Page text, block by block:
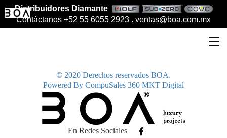
Distribuidores Diamante
Contáctanos +52 55 6055 2923 . ventas@boa.com.mx
| BY
¿Cómo elegir la cava perfecta?
© 2020 Derechos reservados BOA.
Powered By CompuSales 360 MKT Digital
En Redes Sociales